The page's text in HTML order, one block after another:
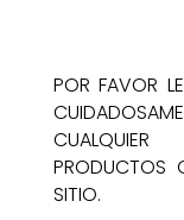
POR FAVOR
PRODUCTOS
SITIO.